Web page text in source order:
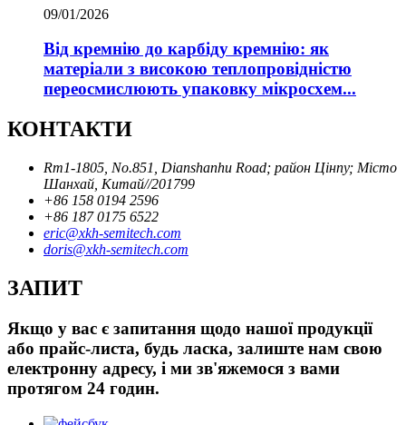
09/01/2026
Від кремнію до карбіду кремнію: як
матеріали з високою теплопровідністю
переосмислюють упаковку мікросхем...
КОНТАКТИ
Rm1-1805, No.851, Dianshanhu Road; район Цінпу; Місто
Шанхай, Китай//201799
+86 158 0194 2596
+86 187 0175 6522
eric@xkh-semitech.com
doris@xkh-semitech.com
ЗАПИТ
Якщо у вас є запитання щодо нашої продукції
або прайс-листа, будь ласка, залиште нам свою
електронну адресу, і ми зв'яжемося з вами
протягом 24 годин.